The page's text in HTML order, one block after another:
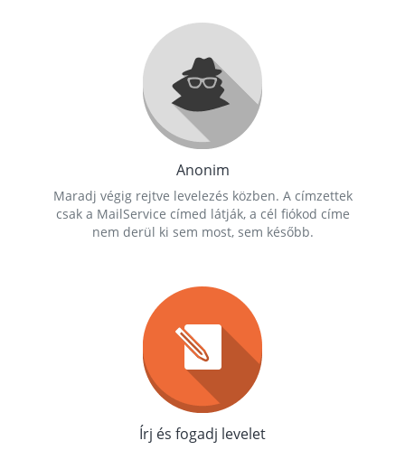
Anonim
Maradj végig rejtve levelezés közben. A címzettek
csak a MailService címed látják, a cél fiókod címe
nem derül ki sem most, sem később.
Írj és fogadj levelet